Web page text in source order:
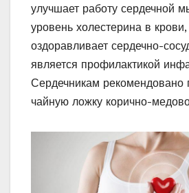
улучшает работу сердечной
уровень холестерина в
оздоравливает сердечно-
является профилактикой
Сердечникам рекомендовано
чайную ложку корично-